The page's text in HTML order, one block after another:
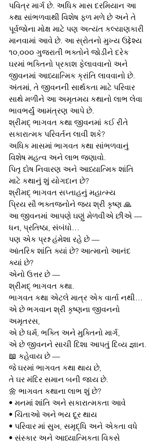
પવિત્ર માર્ગ છે. અધિક માસ દરમિયાન આ
કથા સાંભળવાથી વિશેષ ફળ મળે છે અને તે
પૂર્વજોના મોક્ષ માટે પણ અત્યંત કલ્યાણકારી
માનવામાં આવે છે. આ સ્રોતનો મુખ્ય ઉદ્દેશ્ય
૧૦,૦૦૦ ગુજરાતી ભક્તોને જોડીને દરેક
ઘરમાં ભક્તિનો પ્રકાશ ફેલાવવાનો અને
જીવનમાં આધ્યાત્મિક ક્રાંતિ લાવવાનો છે.
અંતમાં, તે જીવનની સાર્થકતા માટે પરિવાર
સાથે મળીને આ અમૃતમય કથાનો લાભ લેવા
ભાવભર્યું આમંત્રણ આપે છે.
શ્રીમદ્ ભાગવત કથા જીવનમાં કઈ રીતે
સકારાત્મક પરિવર્તન લાવી શકે?
અધિક માસમાં ભાગવત કથા સાંભળવાનું
વિશેષ મહત્વ અને લાભ જણાવો.
પિતૃ દોષ નિવારણ અને આધ્યાત્મિક શાંતિ
માટે કથાનું શું યોગદાન છે?
શ્રીમદ્ ભાગવત સપ્તાહનું મહાત્મ્ય
પ્રિય સૌ ભક્તજનોને જય શ્રી કૃષ્ણ 🙏
આ જીવનમાં આપણે ઘણું મેળવીએ છીએ —
ધન, પ્રતિષ્ઠા, સંબંધો…
પણ એક પ્રશ્ન હંમેશા રહે છે —
આંતરિક શાંતિ ક્યાં છે? આત્માનો આનંદ
ક્યાં છે?
એનો ઉત્તર છે —
શ્રીમદ્ ભાગવત કથા.
ભાગવત કથા એટલે માત્ર એક વાર્તા નથી…
એ છે ભગવાન શ્રી કૃષ્ણના જીવનનો
અમૃતરસ,
એ છે ધર્મ, ભક્તિ અને મુક્તિનો માર્ગ,
એ છે જીવનને સાચી દિશા આપતું દિવ્ય જ્ઞાન.
📖 કહેવાય છે —
જે ઘરમાં ભાગવત કથા થાય છે,
તે ઘર મંદિર સમાન બની જાય છે.
🌼 ભાગવત કથાના લાભ શું છે?
• મનમાં શાંતિ અને સકારાત્મકતા આવે
• ચિંતાઓ અને ભય દૂર થાય
• પરિવાર માં સુખ, સમૃદ્ધિ અને એકતા વધે
• સંસ્કાર અને આધ્યાત્મિકતા વિકસે